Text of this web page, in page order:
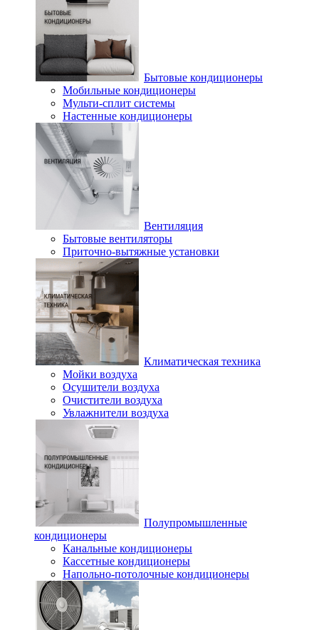
Бытовые кондиционеры
Мобильные кондиционеры
Мульти-сплит системы
Настенные кондиционеры
Вентиляция
Бытовые вентиляторы
Приточно-вытяжные установки
Климатическая техника
Мойки воздуха
Осушители воздуха
Очистители воздуха
Увлажнители воздуха
Полупромышленные
кондиционеры
Канальные кондиционеры
Кассетные кондиционеры
Напольно-потолочные кондиционеры